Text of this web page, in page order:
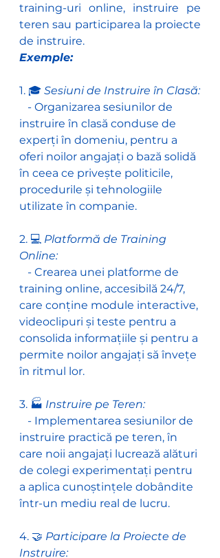
training-uri online, instruire pe
teren sau participarea la proiecte
de instruire.
Exemple:
1. 🎓 Sesiuni de Instruire în Clasă:
instruire în clasă conduse de
experți în domeniu, pentru a
oferi noilor angajați o bază solidă
în ceea ce privește politicile,
procedurile și tehnologiile
utilizate în companie.
2. 💻 Platformă de Training
Online:
training online, accesibilă 24/7,
care conține module interactive,
videoclipuri și teste pentru a
consolida informațiile și pentru a
permite noilor angajați să învețe
în ritmul lor.
3. 🏭 Instruire pe Teren:
instruire practică pe teren, în
care noii angajați lucrează alături
de colegi experimentați pentru
a aplica cunoștințele dobândite
într-un mediu real de lucru.
4. 🤝 Participare la Proiecte de
Instruire: